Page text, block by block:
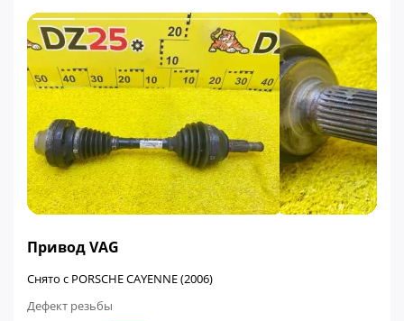
Привод VAG
Снято с PORSCHE CAYENNE (2006)
Дефект резьбы